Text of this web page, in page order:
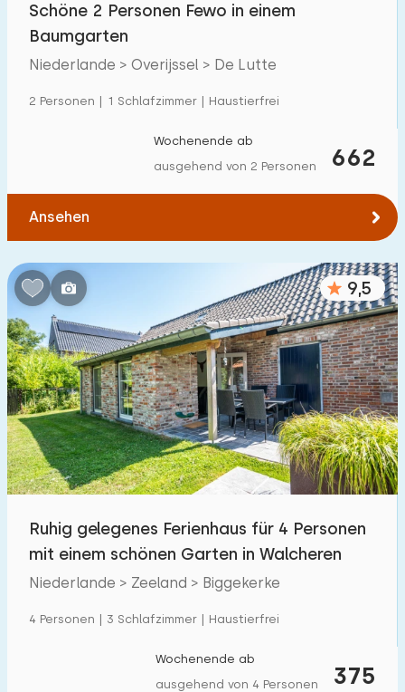
Schöne 2 Personen Fewo in einem
Baumgarten
Niederlande > Overijssel > De Lutte
2 Personen | 1 Schlafzimmer | Haustierfrei
662
Wochenende ab
ausgehend von 2 Personen
Ansehen
9,5
Ruhig gelegenes Ferienhaus für 4 Personen
mit einem schönen Garten in Walcheren
Niederlande > Zeeland > Biggekerke
4 Personen | 3 Schlafzimmer | Haustierfrei
375
Wochenende ab
ausgehend von 4 Personen